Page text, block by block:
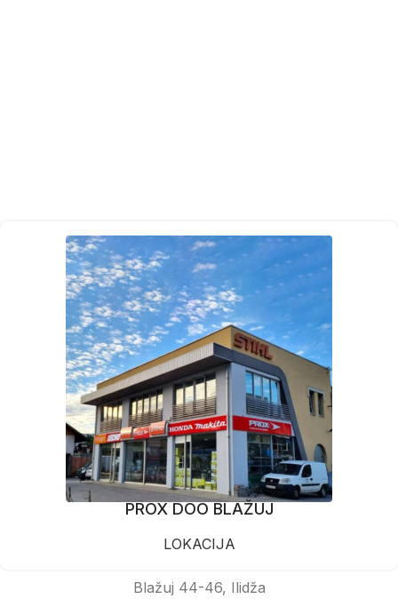
PROX DOO BLAŽUJ
LOKACIJA
Blažuj 44-46, Ilidža